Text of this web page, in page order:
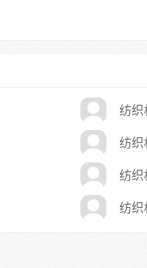
纺织
纺织
纺织
纺织